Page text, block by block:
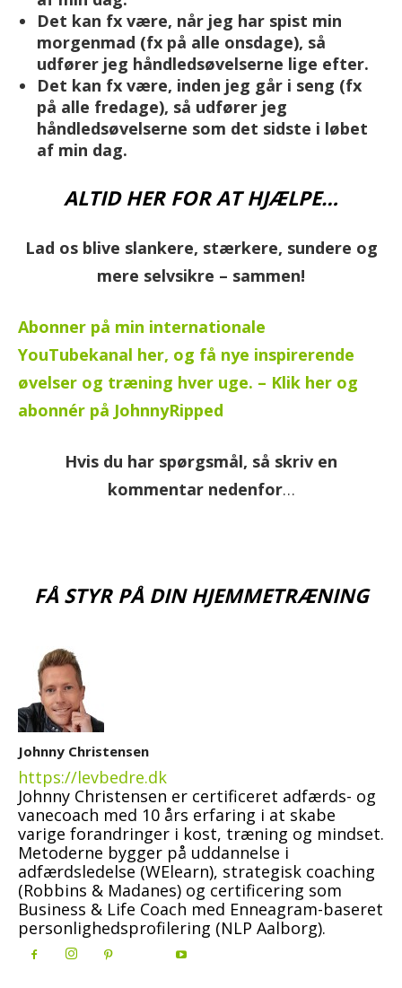
Det kan fx være, når jeg har spist min
morgenmad (fx på alle onsdage), så
udfører jeg håndledsøvelserne lige efter.
Det kan fx være, inden jeg går i seng (fx
på alle fredage), så udfører jeg
håndledsøvelserne som det sidste i løbet
af min dag.
ALTID HER FOR AT HJÆLPE…
Lad os blive slankere, stærkere, sundere og
mere selvsikre – sammen!
Abonner på min internationale
YouTubekanal her, og få nye inspirerende
øvelser og træning hver uge. – Klik her og
abonnér på JohnnyRipped
Hvis du har spørgsmål, så skriv en
kommentar nedenfor…
FÅ STYR PÅ DIN HJEMMETRÆNING
Johnny Christensen
https://levbedre.dk
Johnny Christensen er certificeret adfærds- og
vanecoach med 10 års erfaring i at skabe
varige forandringer i kost, træning og mindset.
Metoderne bygger på uddannelse i
adfærdsledelse (WElearn), strategisk coaching
(Robbins & Madanes) og certificering som
Business & Life Coach med Enneagram-baseret
personlighedsprofilering (NLP Aalborg).